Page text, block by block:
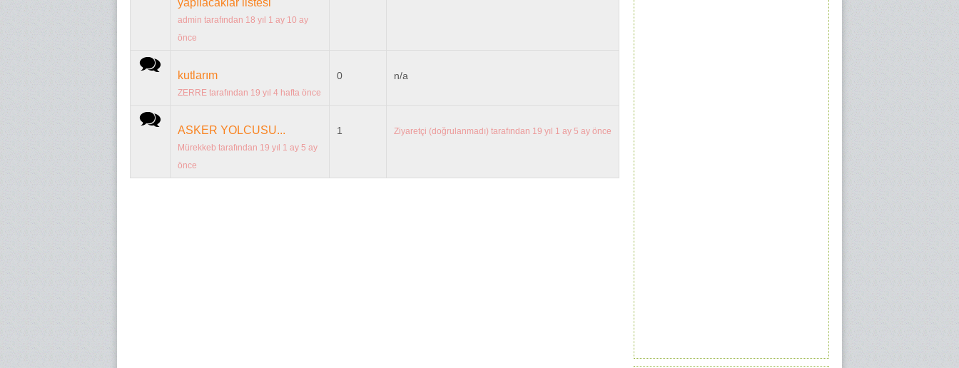
yapılacaklar listesi
admin tarafından 18 yıl 1 ay 10 ay
önce
Normal konu
kutlarım
ZERRE tarafından 19 yıl 4 hafta önce
0 n/a
Normal konu
ASKER YOLCUSU...
Mürekkeb tarafından 19 yıl 1 ay 5 ay
önce
1 Ziyaretçi (doğrulanmadı) tarafından 19 yıl 1 ay 5 ay önce